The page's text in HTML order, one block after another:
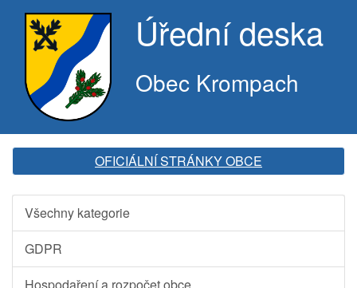
Úřední deska
Obec Krompach
OFICIÁLNÍ STRÁNKY OBCE
Všechny kategorie
GDPR
Hospodaření a rozpočet obce